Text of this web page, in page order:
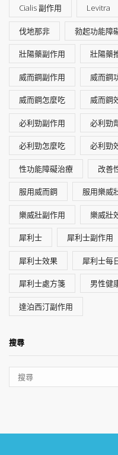
Cialis 副作用 Levitra
伐地那非 勃起功能障
壯陽藥副作用 壯陽藥
威而鋼副作用 威而鋼
威而鋼怎麼吃 威而鋼
必利勁副作用 必利勁
必利勁怎麼吃 必利勁
性功能障礙治療 改善
服用威而鋼 服用樂威
樂威壯副作用 樂威壯
犀利士 犀利士副作用
犀利士效果 犀利士每
犀利士處方箋 男性健
達泊西汀副作用
搜尋